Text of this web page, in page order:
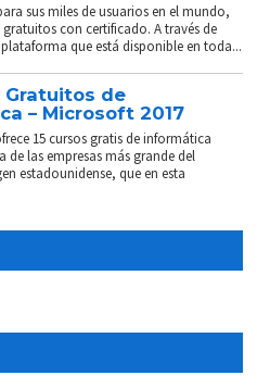
sus miles de usuarios en el mundo,
gratuitos con certificado. A través de
que está disponible en toda...
Gratuitos de
– Microsoft 2017
15 cursos gratis de informática
de las empresas más grande del
estadounidense, que en esta